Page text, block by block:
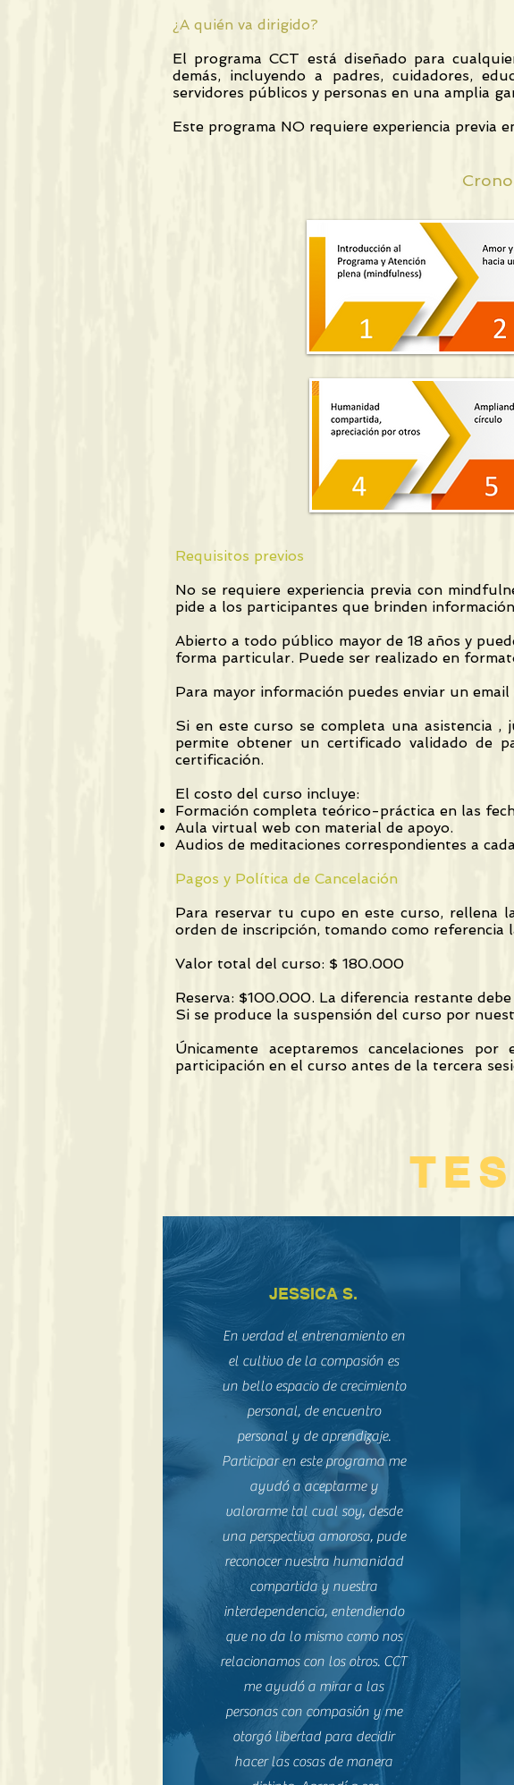
¿A quién va dirigido?
El programa CCT está diseñado para
demás, incluyendo a padres, cuidadores,
servidores públicos y personas en una amplia
Este programa NO requiere experiencia previa
Requisitos previos
No se requiere experiencia previa con
pide a los participantes que brinden
Abierto a todo público mayor de 18 años y
forma particular. Puede ser realizado en
Para mayor información puedes enviar un
Si en este curso se completa una asistencia ,
permite obtener un certificado validado de
certificación.
El costo del curso incluye:
Formación completa teórico-práctica en las
Aula virtual web con material de apoyo.
Audios de meditaciones correspondientes a
Pagos y Política de Cancelación
Para reservar tu cupo en este curso, rellena
orden de inscripción, tomando como referencia
Valor total del curso: $ 180.000
Reserva: $100.000. La diferencia restante
Si se produce la suspensión del curso por
Únicamente aceptaremos cancelaciones
participación en el curso antes de la tercera
JESSICA S.
En verdad el entrenamiento en
el cultivo de la compasión es
un bello espacio de crecimiento
personal, de encuentro
personal y de aprendizaje.
Participar en este programa me
ayudó a aceptarme y
valorarme tal cual soy, desde
una perspectiva amorosa, pude
reconocer nuestra humanidad
compartida y nuestra
interdependencia, entendiendo
que no da lo mismo como nos
relacionamos con los otros. CCT
me ayudó a mirar a las
personas con compasión y me
otorgó libertad para decidir
hacer las cosas de manera